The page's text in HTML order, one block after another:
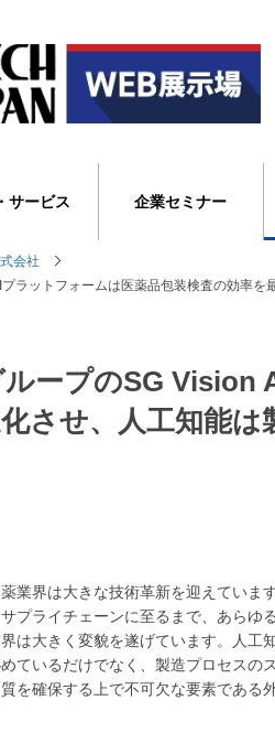
サービス 企業セミナー
会社
ラットフォームは医薬品包装検査の効率
ープのSG Vision
させ、人工知能
業界は大きな技術革新を迎えてい
プライチェーンに至るまで、あら
は大きく変貌を遂げています。人
ているだけでなく、製造プロセス
を確保する上で不可欠な要素であ